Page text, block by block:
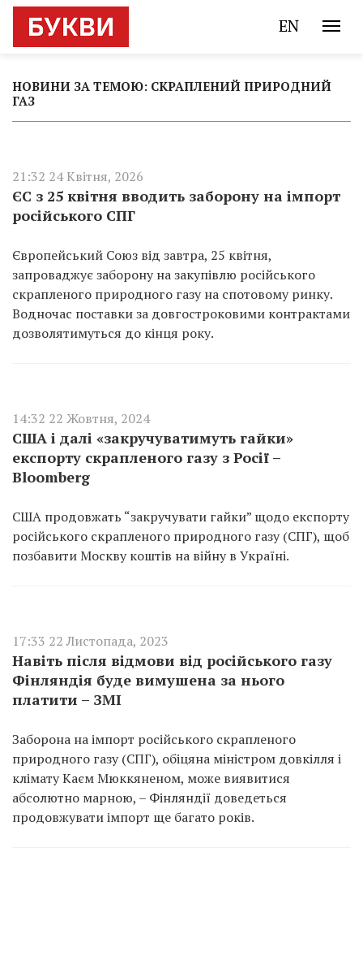
EN
НОВИНИ ЗА ТЕМОЮ: СКРАПЛЕНИЙ ПРИРОДНИЙ
ГАЗ
21:32 24 Квітня, 2026
ЄС з 25 квітня вводить заборону на імпорт
російського СПГ
Європейський Союз від завтра, 25 квітня,
запроваджує заборону на закупівлю російського
скрапленого природного газу на спотовому ринку.
Водночас поставки за довгостроковими контрактами
дозволятимуться до кінця року.
14:32 22 Жовтня, 2024
США і далі «закручуватимуть гайки»
експорту скрапленого газу з Росії –
Bloomberg
США продовжать “закручувати гайки” щодо експорту
російського скрапленого природного газу (СПГ), щоб
позбавити Москву коштів на війну в Україні.
17:33 22 Листопада, 2023
Навіть після відмови від російського газу
Фінляндія буде вимушена за нього
платити – ЗМІ
Заборона на імпорт російського скрапленого
природного газу (СПГ), обіцяна міністром довкілля і
клімату Каєм Мюккяненом, може виявитися
абсолютно марною, – Фінляндії доведеться
продовжувати імпорт ще багато років.